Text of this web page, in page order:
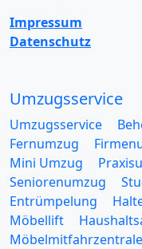
Impressum
Datenschutz
Umzugsservice
Umzugsservice
Fernumzug
Mini Umzug
Seniorenumzug
Entrümpelung
Möbellift
Möbelmitfahrzentrale